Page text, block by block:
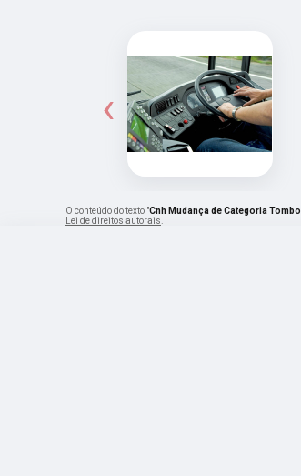
‹
O conteúdo do texto "Cnh Mudança de Categoria Tombo
Lei de direitos autorais